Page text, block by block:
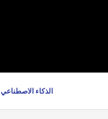
الذكاء الاصطناعي